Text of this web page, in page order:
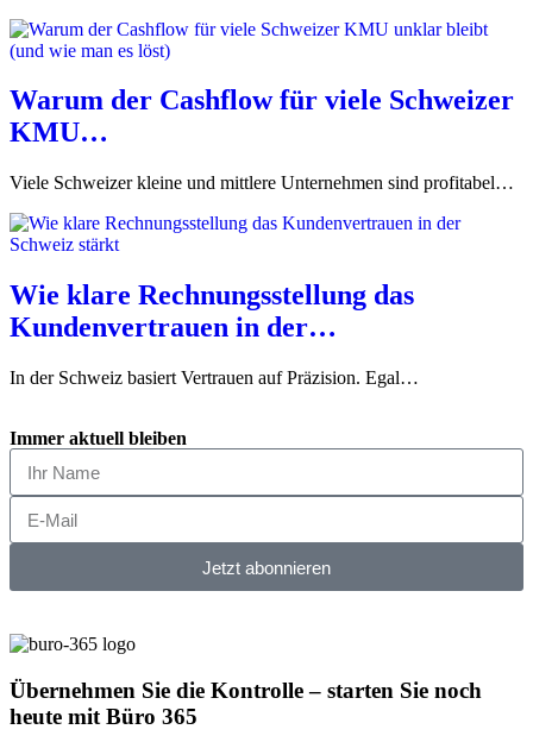
Warum der Cashflow für viele Schweizer
KMU…
Viele Schweizer kleine und mittlere Unternehmen sind profitabel…
Wie klare Rechnungsstellung das
Kundenvertrauen in der…
In der Schweiz basiert Vertrauen auf Präzision. Egal…
Immer aktuell bleiben
Jetzt abonnieren
Übernehmen Sie die Kontrolle – starten Sie noch
heute mit Büro 365